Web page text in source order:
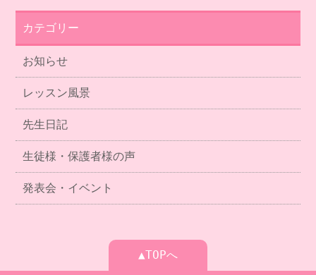
カテゴリー
お知らせ
レッスン風景
先生日記
生徒様・保護者様の声
発表会・イベント
▲TOPへ